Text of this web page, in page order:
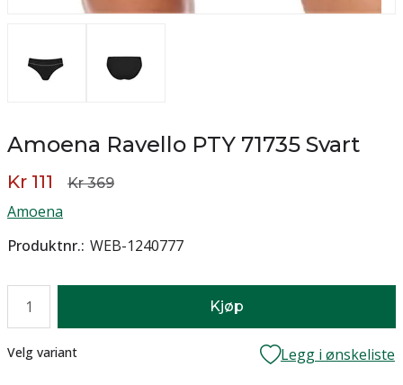
Amoena Ravello PTY 71735 Svart
Kr 111 Kr 369
Amoena
Produktnr. WEB-1240777
Kjøp
Lager
Velg variant Legg i ønskeliste